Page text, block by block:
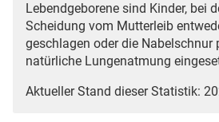
Lebendgeborene sind Kinder, bei
Scheidung vom Mutterleib
geschlagen oder die Nabelschnur
natürliche Lungenatmung
Aktueller Stand dieser Statistik: